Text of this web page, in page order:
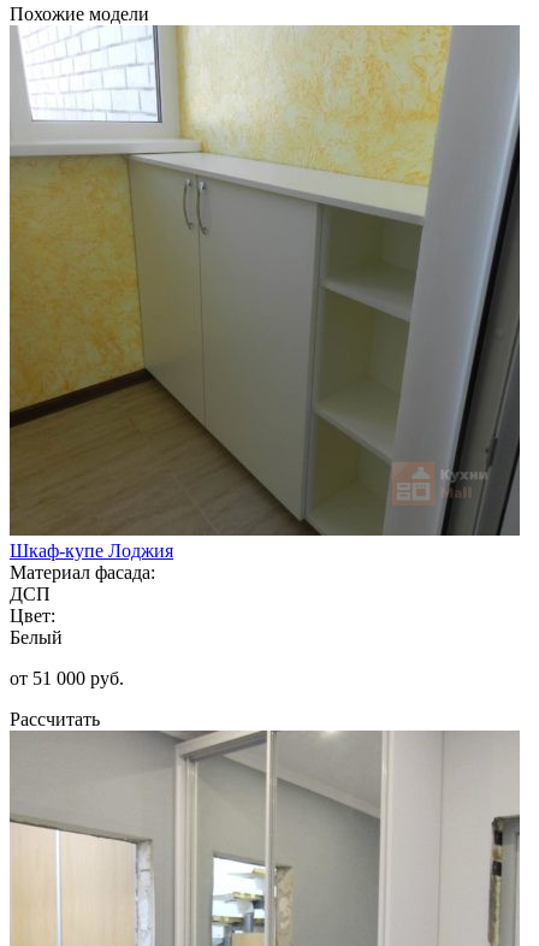
Похожие модели
Шкаф-купе Лоджия
Материал фасада:
ДСП
Цвет:
Белый
от 51 000 руб.
Рассчитать